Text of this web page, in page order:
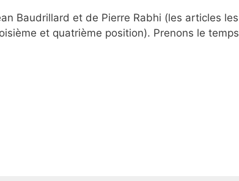
Baudrillard et de Pierre Rabhi (les articles les
et quatrième position). Prenons le temps